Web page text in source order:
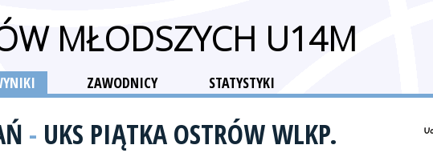
MŁODSZYCH U14M
ZAWODNICY STATYSTYKI
- UKS PIĄTKA OSTRÓW WLKP.